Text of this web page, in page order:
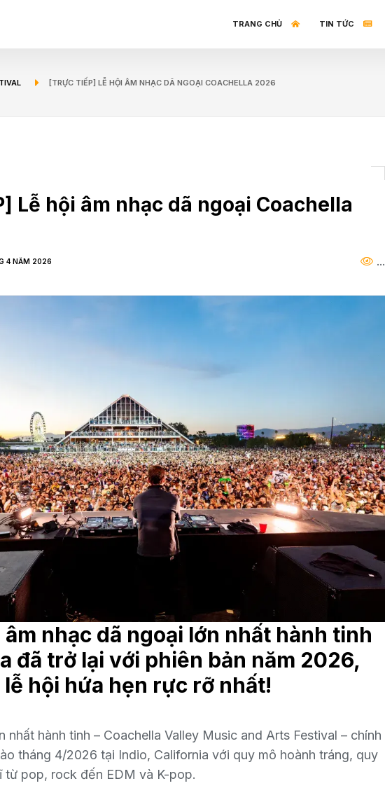
TRANG CHỦ TIN TỨC
[TRỰC TIẾP] LỄ HỘI ÂM NHẠC DÃ NGOẠI COACHELLA 2026
Lễ hội âm nhạc dã ngoại Coachella
4 NĂM 2026 ...
âm nhạc dã ngoại lớn nhất hành tinh
đã trở lại với phiên bản năm 2026,
hội hứa hẹn rực rỡ nhất!
nhất hành tinh – Coachella Valley Music and Arts Festival – chính
tháng 4/2026 tại Indio, California với quy mô hoành tráng, quy
từ pop, rock đến EDM và K-pop.